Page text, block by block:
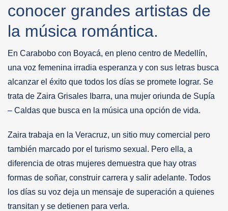
conocer grandes artistas de
la música romántica.
En Carabobo con Boyacá, en pleno centro de Medellín,
una voz femenina irradia esperanza y con sus letras busca
alcanzar el éxito que todos los días se promete lograr. Se
trata de Zaira Grisales Ibarra, una mujer oriunda de Supía
– Caldas que busca en la música una opción de vida.
Zaira trabaja en la Veracruz, un sitio muy comercial pero
también marcado por el turismo sexual. Pero ella, a
diferencia de otras mujeres demuestra que hay otras
formas de soñar, construir carrera y salir adelante. Todos
los días su voz deja un mensaje de superación a quienes
transitan y se detienen para verla.